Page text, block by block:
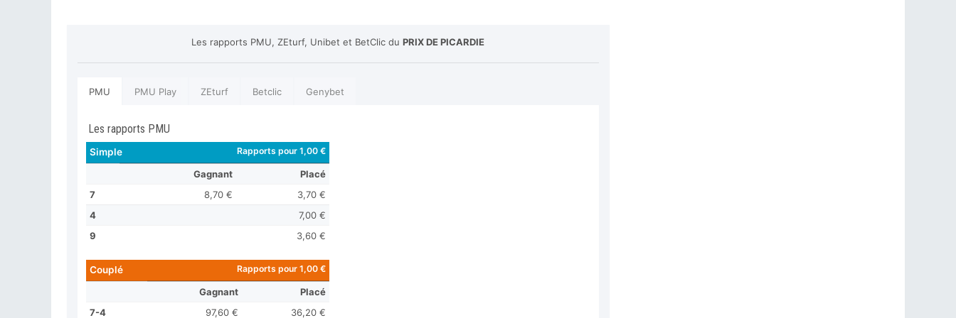
Les rapports PMU, ZEturf, Unibet et BetClic duPRIX DE PICARDIE
PMU PMU Play ZEturf Betclic Genybet
Les rapports PMU
Simple Rapports pour 1,00 €
Gagnant
Placé
7
8,70 €
3,70 €
4
7,00 €
9
3,60 €
Couplé Rapports pour 1,00 €
Gagnant
Placé
7-4
97,60 € 36,20 €